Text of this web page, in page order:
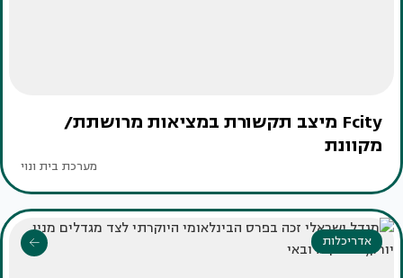
Fcity מיצב תקשורת במציאות מרושתת/
מקוונת
מערכת בית ונוי
אדריכלות